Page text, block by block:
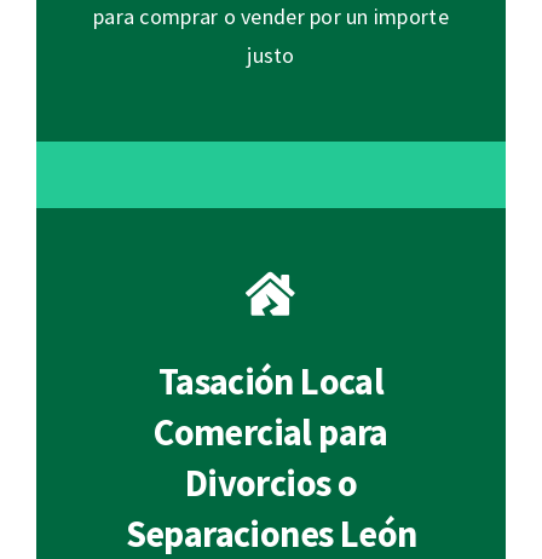
para comprar o vender por un importe
justo
Tasación Local
Comercial para
Divorcios o
Separaciones León